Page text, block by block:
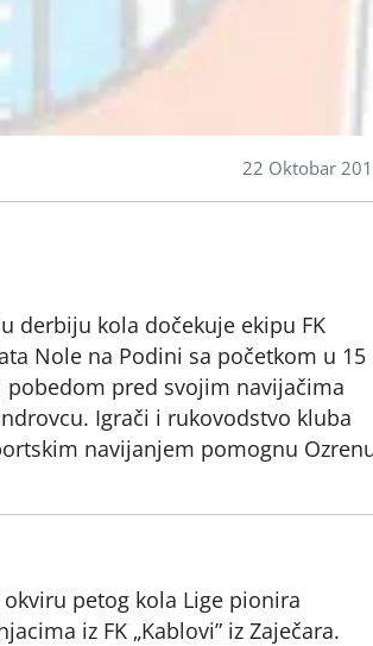
22 Oktobar
derbiju kola dočekuje ekipu FK
Nole na Podini sa početkom u 15
pred svojim navijačima
Igrači i rukovodstvo kluba
navijanjem pomognu
petog kola Lige pionira
iz FK „Kablovi” iz Zaječara.